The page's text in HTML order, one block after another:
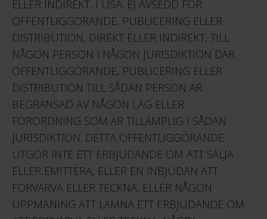
ELLER INDIREKT, I USA. EJ AVSEDD FÖR
OFFENTLIGGÖRANDE, PUBLICERING ELLER
DISTRIBUTION, DIREKT ELLER INDIREKT, TILL
NÅGON PERSON I NÅGON JURISDIKTION DÄR
OFFENTLIGGÖRANDE, PUBLICERING ELLER
DISTRIBUTION TILL SÅDAN PERSON ÄR
BEGRÄNSAD AV NÅGON LAG ELLER
FÖRORDNING SOM ÄR TILLÄMPLIG I SÅDAN
JURISDIKTION. DETTA OFFENTLIGGÖRANDE
UTGÖR INTE ETT ERBJUDANDE OM ATT SÄLJA
ELLER EMITTERA, ELLER EN INBJUDAN ATT
FÖRVÄRVA ELLER TECKNA, ELLER NÅGON
UPPMANING ATT LÄMNA ETT ERBJUDANDE OM